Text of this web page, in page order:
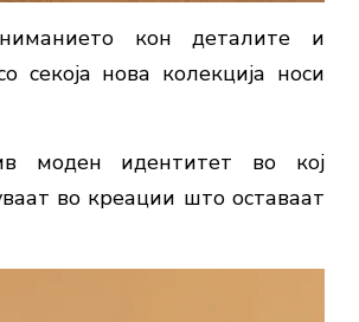
кон деталите и
секоја нова колекција носи
моден идентитет во кој
во креации што оставаат